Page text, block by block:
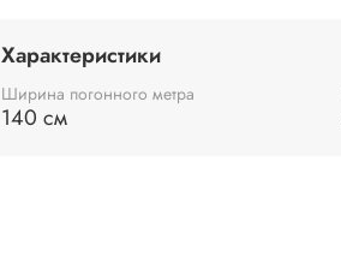
Характеристики
Ширина погонного метра
140 см